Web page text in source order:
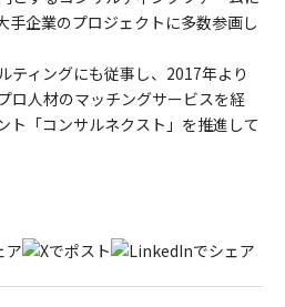
手企業のプロジェクトに多数参画し
ティングにも従事し、2017年より
ロ人材のマッチングサービスを経
ト「コンサルネクスト」を推進して